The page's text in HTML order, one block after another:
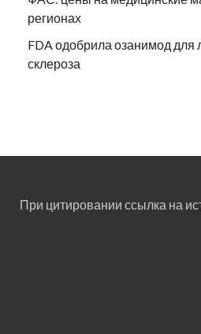
регионах
FDA одобрила озанимод для
склероза
При цитировании ссылка на